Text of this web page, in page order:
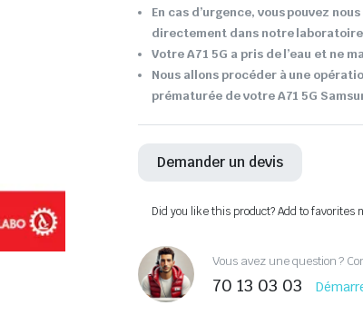
En cas d’urgence, vous pouvez
directement dans notre
Votre A71 5G a pris de l’eau et ne
Nous allons procéder à une
prématurée de votre A71 5G
Demander un devis
Did you like this product? Add to favorites
Vous avez une question ?
70 13 03 03